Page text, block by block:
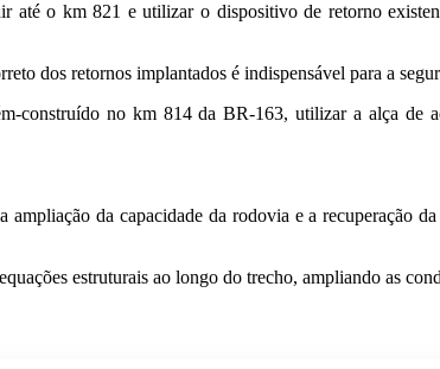
até o km 821 e utilizar o dispositivo de retorno
dos retornos implantados é indispensável para a
construído no km 814 da BR-163, utilizar a alça de
da capacidade da rodovia e a recuperação
estruturais ao longo do trecho, ampliando as